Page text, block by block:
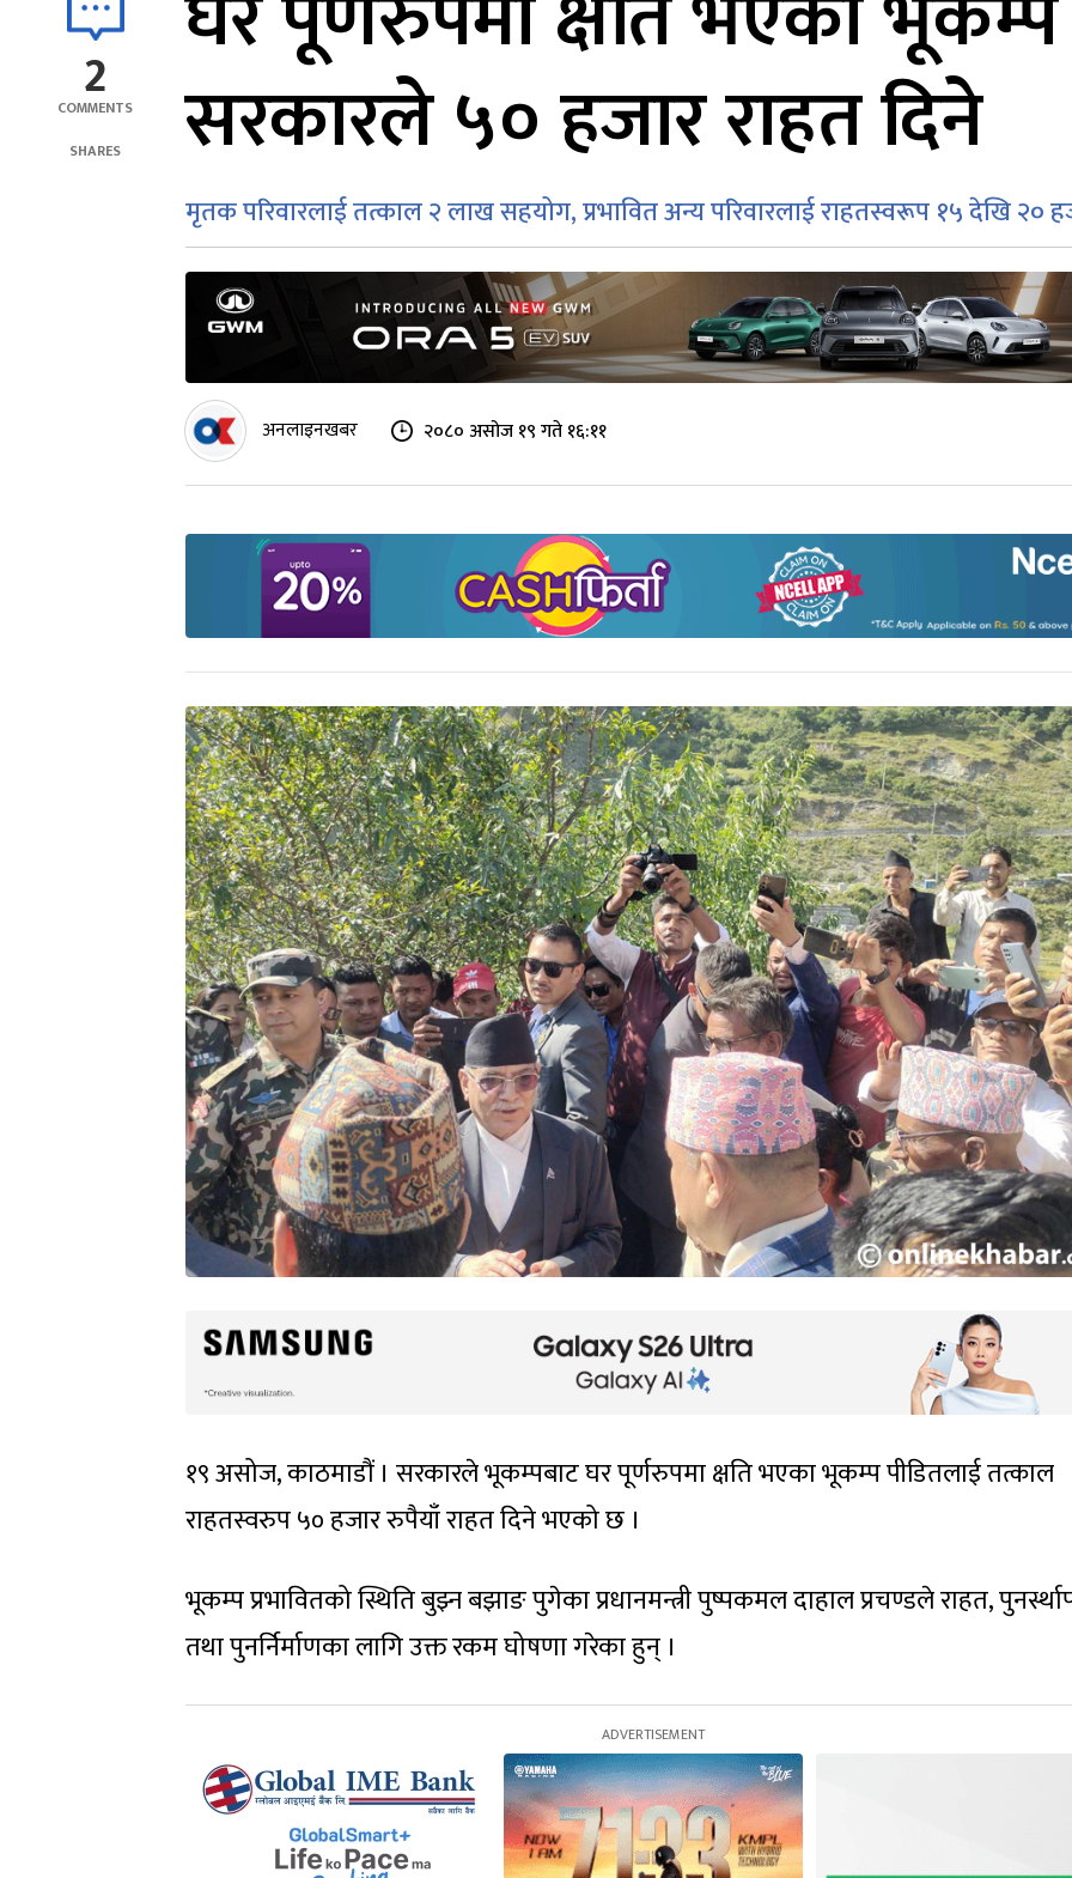
2
COMMENTS
SHARES
सरकारले ५० हजार राहत दिने
मृतक परिवारलाई तत्काल २ लाख सहयोग, प्रभावित अन्य परिवारलाई राहतस्वरूप १५ देखि २०
अनलाइनखबर २०८० असोज १९ गते १६:११
१९ असोज, काठमाडौं । सरकारले भूकम्पबाट घर पूर्णरुपमा क्षति भएका भूकम्प पीडितलाई तत्काल
राहतस्वरुप ५० हजार रुपैयाँ राहत दिने भएको छ ।
भूकम्प प्रभावितको स्थिति बुझ्न बझाङ पुगेका प्रधानमन्त्री पुष्पकमल दाहाल प्रचण्डले राहत,
तथा पुनर्निर्माणका लागि उक्त रकम घोषणा गरेका हुन् ।